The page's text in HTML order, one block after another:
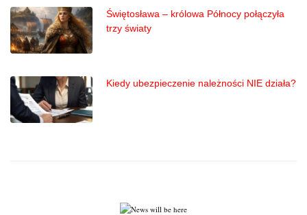
Świętosława – królowa Północy połączyła
trzy światy
Kiedy ubezpieczenie należności NIE działa?